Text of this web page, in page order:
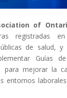
of
registradas
de salud, y
Guías
para mejorar la
entornos